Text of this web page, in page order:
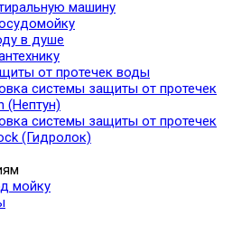
машину
в душе
от протечек воды
системы защиты от протечек
(Нептун)
системы защиты от протечек
(Гидролок)
мойку